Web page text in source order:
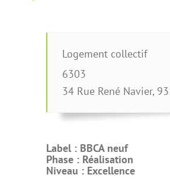
Logement collectif
6303
34 Rue René Navier,
Label : BBCA neuf
Phase : Réalisation
Niveau : Excellence